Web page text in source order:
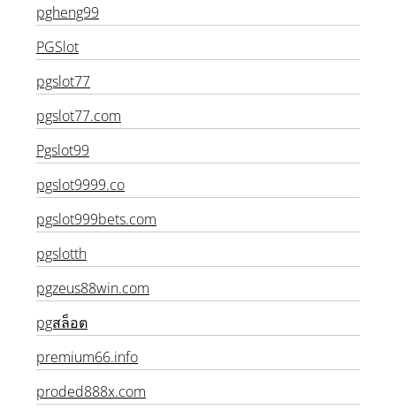
pgheng99
PGSlot
pgslot77
pgslot77.com
Pgslot99
pgslot9999.co
pgslot999bets.com
pgslotth
pgzeus88win.com
pgสล็อต
premium66.info